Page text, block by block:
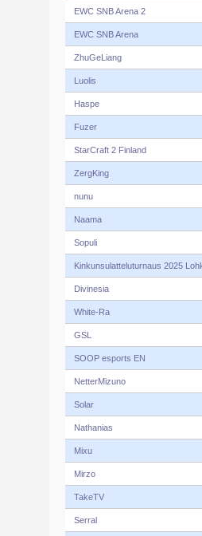
EWC SNB Arena 2
EWC SNB Arena
ZhuGeLiang
Luolis
Haspe
Fuzer
StarCraft 2 Finland
ZergKing
nunu
Naama
Sopuli
Kinkunsulatteluturnaus 2025
Divinesia
White-Ra
GSL
SOOP esports EN
NetterMizuno
Solar
Nathanias
Mixu
Mirzo
TakeTV
Serral